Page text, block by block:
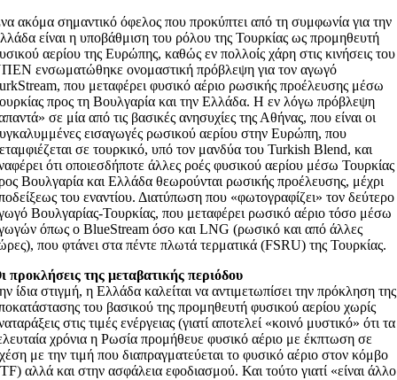
ακόμα σημαντικό όφελος που προκύπτει από τη συμφωνία για την
είναι η υποβάθμιση του ρόλου της Τουρκίας ως προμηθευτή
αερίου της Ευρώπης, καθώς εν πολλοίς χάρη στις κινήσεις του
ενσωματώθηκε ονομαστική πρόβλεψη για τον αγωγό
που μεταφέρει φυσικό αέριο ρωσικής προέλευσης μέσω
προς τη Βουλγαρία και την Ελλάδα. Η εν λόγω πρόβλεψη
σε μία από τις βασικές ανησυχίες της Αθήνας, που είναι οι
εισαγωγές ρωσικού αερίου στην Ευρώπη, που
σε τουρκικό, υπό τον μανδύα του Turkish Blend, και
ότι οποιεσδήποτε άλλες ροές φυσικού αερίου μέσω Τουρκίας
Βουλγαρία και Ελλάδα θεωρούνται ρωσικής προέλευσης, μέχρι
του εναντίου. Διατύπωση που «φωτογραφίζει» τον δεύτερο
Βουλγαρίας-Τουρκίας, που μεταφέρει ρωσικό αέριο τόσο μέσω
όπως ο BlueStream όσο και LNG (ρωσικό και από άλλες
που φτάνει στα πέντε πλωτά τερματικά (FSRU) της Τουρκίας.
προκλήσεις της μεταβατικής περιόδου
ίδια στιγμή, η Ελλάδα καλείται να αντιμετωπίσει την πρόκληση της
του βασικού της προμηθευτή φυσικού αερίου χωρίς
στις τιμές ενέργειας (γιατί αποτελεί «κοινό μυστικό» ότι τα
χρόνια η Ρωσία προμήθευε φυσικό αέριο με έκπτωση σε
με την τιμή που διαπραγματεύεται το φυσικό αέριο στον κόμβο
αλλά και στην ασφάλεια εφοδιασμού. Και τούτο γιατί «είναι άλλο